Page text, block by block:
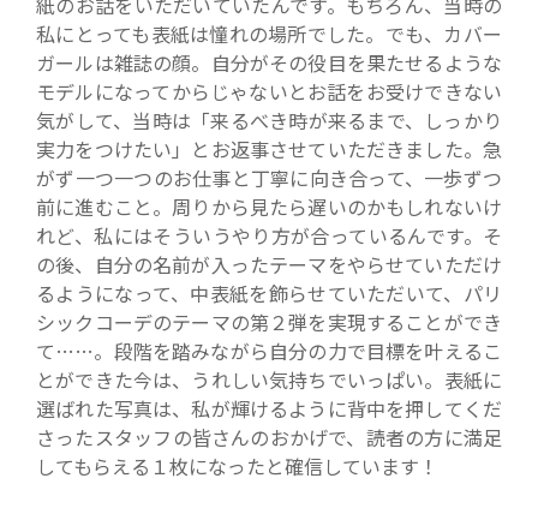
私にとっても表紙は憧れの場所でした。でも、カバー
ガールは雑誌の顔。自分がその役目を果たせるような
モデルになってからじゃないとお話をお受けできない
気がして、当時は「来るべき時が来るまで、しっかり
実力をつけたい」とお返事させていただきました。急
がず一つ一つのお仕事と丁寧に向き合って、一歩ずつ
前に進むこと。周りから見たら遅いのかもしれないけ
れど、私にはそういうやり方が合っているんです。そ
の後、自分の名前が入ったテーマをやらせていただけ
るようになって、中表紙を飾らせていただいて、パリ
シックコーデのテーマの第２弾を実現することができ
て……。段階を踏みながら自分の力で目標を叶えるこ
とができた今は、うれしい気持ちでいっぱい。表紙に
選ばれた写真は、私が輝けるように背中を押してくだ
さったスタッフの皆さんのおかげで、読者の方に満足
してもらえる１枚になったと確信しています！